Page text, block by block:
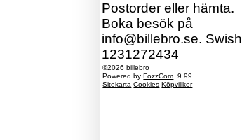
Postorder eller hämta.
Boka besök på
info@billebro.se. Swish
1231272434
©2026billebro
Powered byFozzCom 9.99
Sitekarta Cookies Köpvillkor